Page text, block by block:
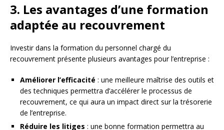
3. Les avantages d’une formation
adaptée au recouvrement
Investir dans la formation du personnel chargé du
recouvrement présente plusieurs avantages pour l’entreprise :
Améliorer l’efficacité : une meilleure maîtrise des outils et
des techniques permettra d’accélérer le processus de
recouvrement, ce qui aura un impact direct sur la trésorerie
de l’entreprise.
Réduire les litiges : une bonne formation permettra au